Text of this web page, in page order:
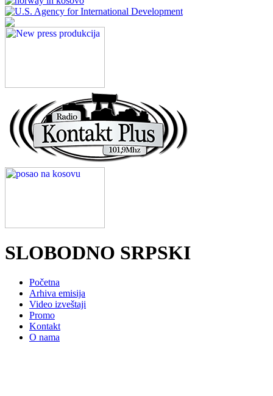
SLOBODNO SRPSKI
Početna
Arhiva emisija
Video izveštaji
Promo
Kontakt
O nama